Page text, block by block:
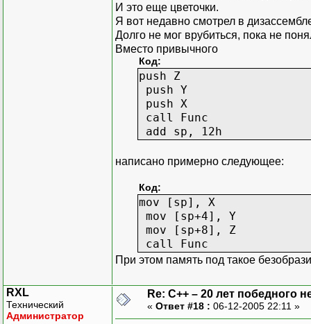
И это еще цветочки.
Я вот недавно смотрел в
Долго не мог врубиться, пока не
Вместо привычного
Код:
push Z
push Y
push X
call Func
add sp, 12h
написано примерно следующее:
Код:
mov [sp], X
mov [sp+4], Y
mov [sp+8], Z
call Func
При этом память под такое
RXL
Технический
Администратор
Re: C++ – 20 лет победного
« Ответ #18 : 06-12-2005 22:11 »